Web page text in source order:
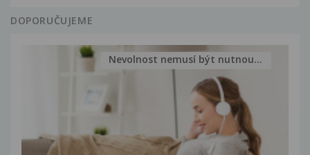
DOPORUČUJEME
Nevolnost nemusí být nutnou...